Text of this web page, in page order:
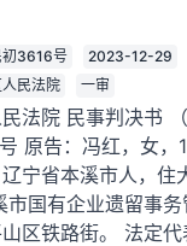
初3616号
2023-12-29
民法院
一审
法院 民事判决书
原告：冯红，女，
宁省本溪市人，住
市国有企业遗留事
区铁路街。 法定